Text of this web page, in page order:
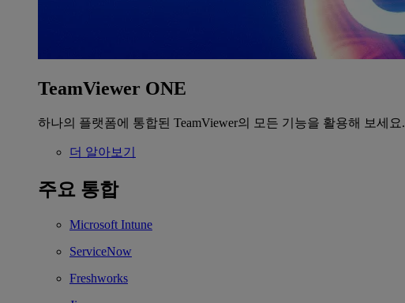
TeamViewer ONE
하나의 플랫폼에 통합된 TeamViewer의 모든 기능을 활용해 보세요.
더 알아보기
주요 통합
Microsoft Intune
ServiceNow
Freshworks